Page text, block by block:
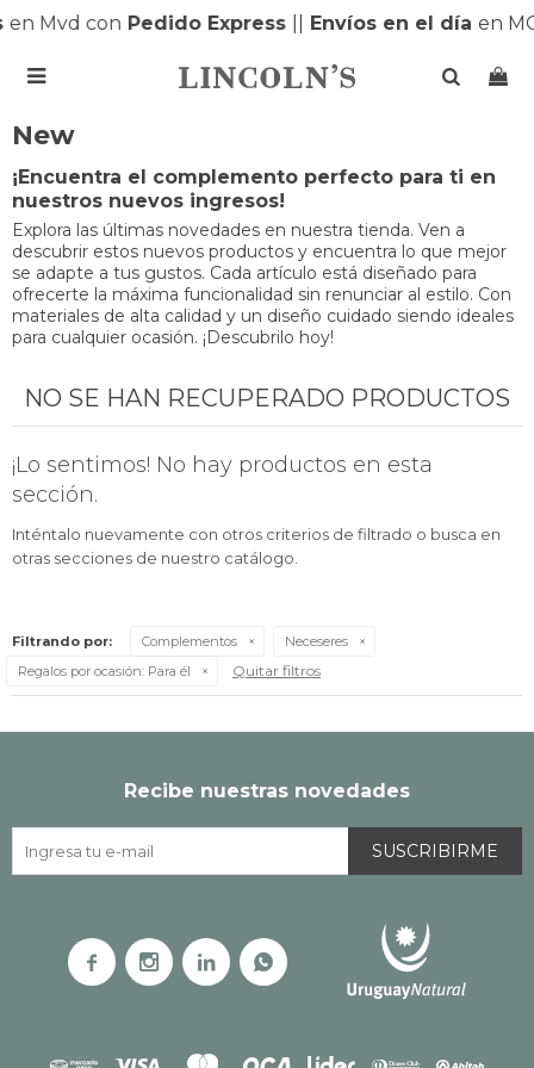
en Mvd conPedido Express Envíos en el día en

New
¡Encuentra el complemento perfecto para ti en
nuestros nuevos ingresos!
Explora las últimas novedades en nuestra tienda. Ven a
descubrir estos nuevos productos y encuentra lo que mejor
se adapte a tus gustos. Cada artículo está diseñado para
ofrecerte la máxima funcionalidad sin renunciar al estilo. Con
materiales de alta calidad y un diseño cuidado siendo ideales
para cualquier ocasión. ¡Descubrilo hoy!
NO SE HAN RECUPERADO PRODUCTOS
¡Lo sentimos! No hay productos en esta
sección.
Inténtalo nuevamente con otros criterios de filtrado o busca en
otras secciones de nuestro catálogo.
Filtrando por: Complementos
Neceseres
Regalos por ocasión: Para él Quitar filtros
Recibe nuestras novedades
SUSCRIBIRME
   